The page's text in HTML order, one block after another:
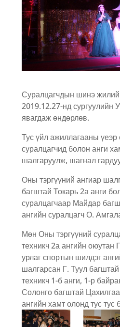
Суралцагчдын шинэ
2019.12.27-нд сургуулийн
явагдаж өндөрлөв.
Тус үйл ажиллагааны үеэр
суралцагчид болон анги
шалгаруулж, шагнал
Оны тэргүүний ангиар
багштай Токарь 2а анги
суралцагчаар Майдар
ангийн суралцагч О.
Мөн Оны тэргүүний
техникч 2а ангийн оюутан
урлаг спортын шилдэг
шалгарсан Г. Туул
техникч 1-б анги, 1-р
Солонго багштай
ангийн хамт олонд тус тус